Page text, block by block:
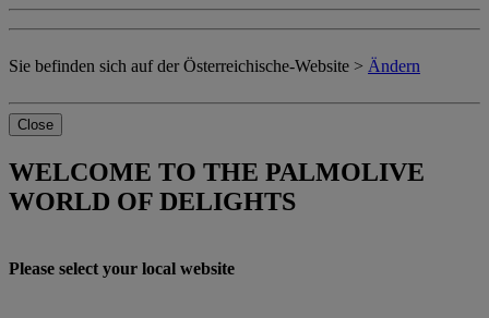
Sie befinden sich auf der Österreichische-Website > Ändern
Close
WELCOME TO THE PALMOLIVE
WORLD OF DELIGHTS
Please select your local website